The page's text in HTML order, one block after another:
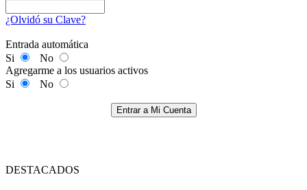
¿Olvidó su Clave?
Entrada automática
Si
No
Agregarme a los usuarios activos
Si
No
Entrar a Mi Cuenta
DESTACADOS